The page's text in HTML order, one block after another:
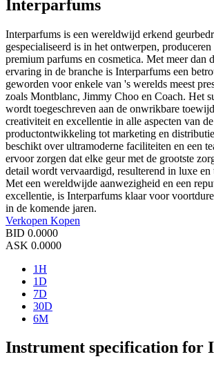
Interparfums
Interparfums is een wereldwijd erkend
gespecialiseerd is in het ontwerpen,
premium parfums en cosmetica. Met meer dan
ervaring in de branche is Interparfums een
geworden voor enkele van 's werelds meest
zoals Montblanc, Jimmy Choo en Coach. Het
wordt toegeschreven aan de onwrikbare
creativiteit en excellentie in alle aspecten van
productontwikkeling tot marketing en
beschikt over ultramoderne faciliteiten en een
ervoor zorgen dat elke geur met de grootste
detail wordt vervaardigd, resulterend in luxe
Met een wereldwijde aanwezigheid en een
excellentie, is Interparfums klaar voor
in de komende jaren.
Verkopen Kopen
BID 0.0000
ASK 0.0000
1H
1D
7D
30D
6M
Instrument specification for